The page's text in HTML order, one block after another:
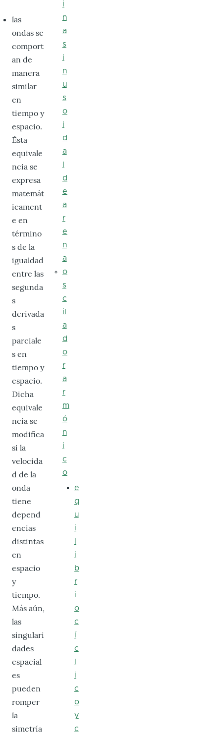
las
ondas se
comport
an de
manera
similar
en
tiempo y
espacio.
Ésta
equivale
ncia se
expresa
matemát
icament
e en
término
s de la
igualdad
entre las
segunda
s
derivada
s
parciale
s en
tiempo y
espacio.
Dicha
equivale
ncia se
modifica
si la
velocida
d de la
onda
tiene
depend
encias
distintas
en
espacio
y
tiempo.
Más aún,
las
singulari
dades
espacial
es
pueden
romper
la
simetría
i
n
a
s
i
n
u
s
o
i
d
a
d
e
a
r
e
n
a
o
s
c
il
a
d
o
r
a
r
m
ó
n
i
c
o
e
q
u
i
i
b
r
i
o
c
í
c
i
c
o
y
c